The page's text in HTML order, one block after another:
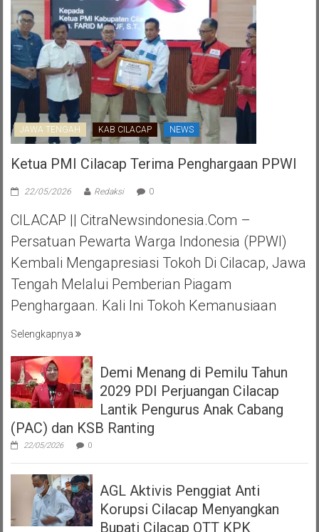
JAWA TENGAH KAB CILACAP NEWS
Ketua PMI Cilacap Terima Penghargaan PPWI
22/05/2026 Redaksi 0
CILACAP || CitraNewsindonesia.com –
Persatuan Pewarta Warga Indonesia (PPWI)
Kembali Mengapresiasi Tokoh Di Cilacap, Jawa
Tengah Melalui Pemberian Piagam
Penghargaan. Kali Ini Tokoh Kemanusiaan
Selengkapnya
Demi Menang di Pemilu Tahun
2029 PDI Perjuangan Cilacap
Lantik Pengurus Anak Cabang
(PAC) dan KSB Ranting
22/05/2026 0
AGL Aktivis Penggiat Anti
Korupsi Cilacap Menyangkan
Bupati Cilacap OTT KPK